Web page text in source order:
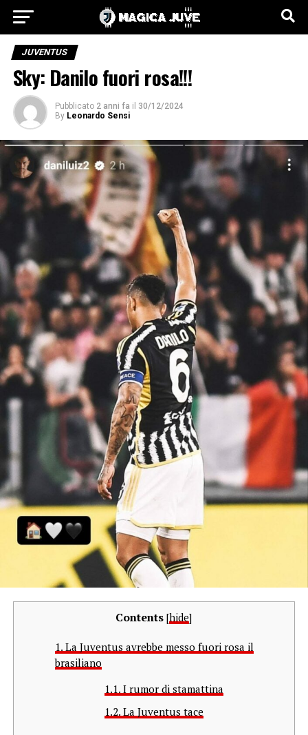
JUVENTUS
Sky: Danilo fuori rosa!!!
Pubblicato 2 anni fa il 30/12/2024
By Leonardo Sensi
Contents [hide]
1.La Juventus avrebbe messo fuori rosa il
brasiliano
1.1. I rumor di stamattina
1.2. La Juventus tace